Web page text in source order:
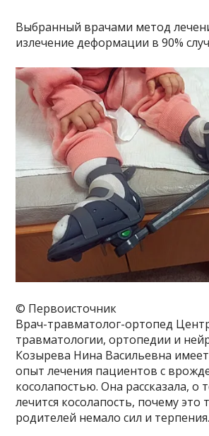
Выбранный врачами метод
излечение деформации в 90%
© Первоисточник
Врач-травматолог-ортопед
травматологии, ортопедии и
Козырева Нина Васильевна
опыт лечения пациентов с
косолапостью. Она рассказала, о
лечится косолапость, почему это
родителей немало сил и терпения.